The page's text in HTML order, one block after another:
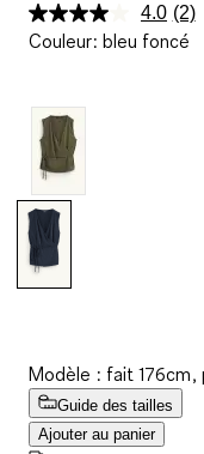
4.0 Lire
2
(2)
Couleur: bleu foncé
Modèle : fait 176cm,
Guide des tailles
Ajouter au panier